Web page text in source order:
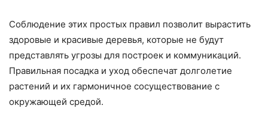
Соблюдение этих простых правил позволит вырастить
здоровые и красивые деревья, которые не будут
представлять угрозы для построек и коммуникаций.
Правильная посадка и уход обеспечат долголетие
растений и их гармоничное сосуществование с
окружающей средой.